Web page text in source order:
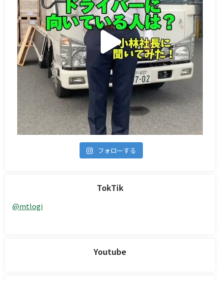
フォローする
TokTik
@mtlogi
Youtube